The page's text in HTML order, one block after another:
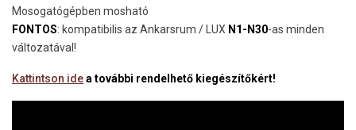
Mosogatógépben mosható
FONTOS: kompatibilis az Ankarsrum / LUX N1-N30-as minden
változatával!
Kattintson idea további rendelhető kiegészítőkért!